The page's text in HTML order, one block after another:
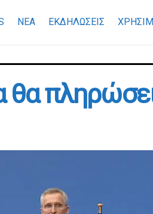
ΝΕΑ ΕΚΔΗΛΩΣΕΙΣ